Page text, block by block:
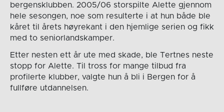
bergensklubben. 2005/06 storspilte Alette gjennom
hele sesongen, noe som resulterte i at hun både ble
kåret til årets høyrekant i den hjemlige serien og fikk
med to seniorlandskamper.
Etter nesten ett år ute med skade, ble Tertnes neste
stopp for Alette. Til tross for mange tilbud fra
profilerte klubber, valgte hun å bli i Bergen for å
fullføre utdannelsen.